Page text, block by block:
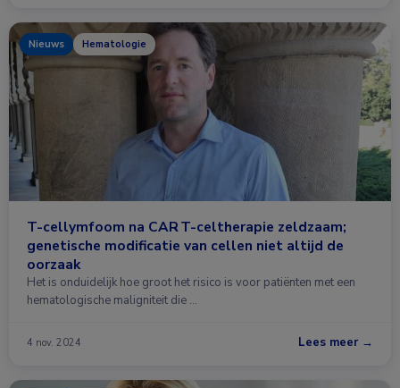
Nieuws Hematologie
T-cellymfoom na CAR T-celtherapie zeldzaam;
genetische modificatie van cellen niet altijd de
oorzaak
Het is onduidelijk hoe groot het risico is voor patiënten met een
hematologische maligniteit die …
4 nov. 2024 Lees meer →